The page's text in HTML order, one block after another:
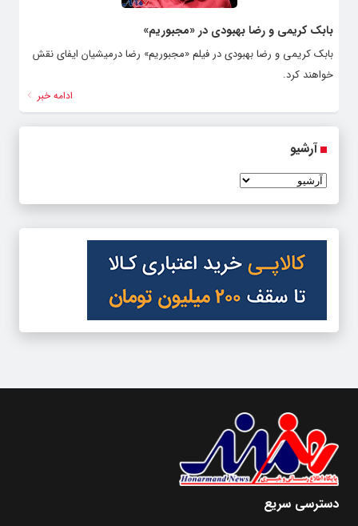
بابک کریمی و رضا بهبودی در «مجبوریم»
بابک کریمی و رضا بهبودی در فیلم «مجبوریم» رضا درمیشیان ایفای نقش
خواهند کرد.
ادامه خبر
آرشیو
دسترسی سریع